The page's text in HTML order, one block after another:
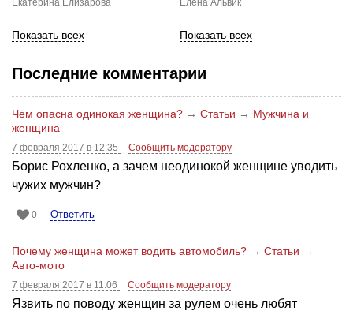
Екатерина Елизарова
Показать всех
Елена Альвик
Показать всех
Последние комментарии
Чем опасна одинокая женщина? → Статьи → Мужчина и
женщина
7 февраля 2017 в 12:35 Сообщить модератору
Борис Рохленко, а зачем неодинокой женщине уводить
чужих мужчин?
0 Ответить
Почему женщина может водить автомобиль? → Статьи →
Авто-мото
7 февраля 2017 в 11:06 Сообщить модератору
Язвить по поводу женщин за рулем очень любят